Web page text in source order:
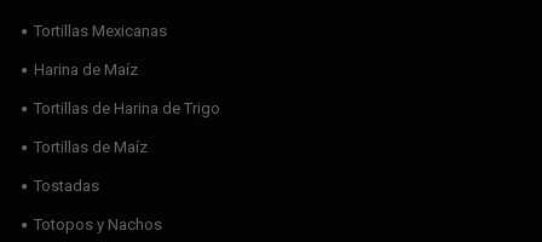
Tortillas Mexicanas
Harina de Maíz
Tortillas de Harina de Trigo
Tortillas de Maíz
Tostadas
Totopos y Nachos